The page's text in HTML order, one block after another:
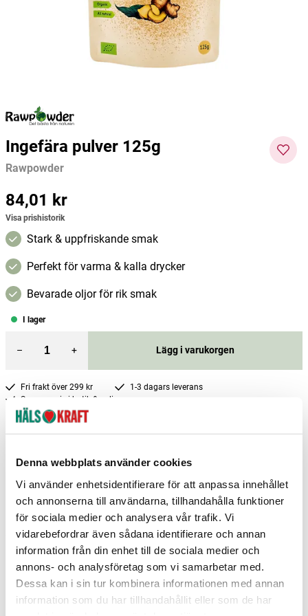
Denna webbplats använder cookies
Vi använder enhetsidentifierare för att anpassa innehållet
och annonserna till användarna, tillhandahålla funktioner
för sociala medier och analysera vår trafik. Vi
vidarebefordrar även sådana identifierare och annan
information från din enhet till de sociala medier och
annons- och analysföretag som vi samarbetar med.
Dessa kan i sin tur kombinera informationen med annan
information som du har tillhandahållit eller som de har
Rawpowder
Pris: 128 kr
128 kr
Lägg i varukorgen
Ingefära pulver 125g
Rawpowder
Pris 84,01 kr
84,01 kr
Visa prishistorik
Stark & uppfriskande smak
Perfekt för varma & kalla drycker
Bevarade oljor för rik smak
I lager
– + Lägg i varukorgen
Fri frakt över 299 kr
1-3 dagars leverans
Samma pris i butik & online
Reservera och hämta i butik
Arvika
Boden 3 st Reservera
Borås 5 st Reservera
Fler butiker
Kan hämtas om en timme
Inom butikens öppettider